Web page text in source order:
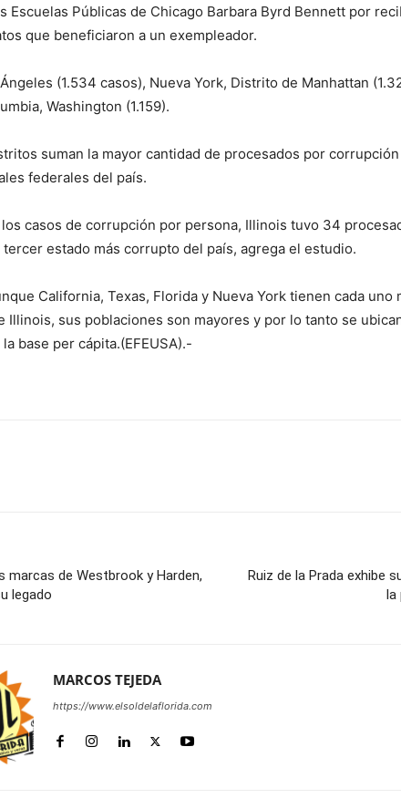
Escuelas Públicas de Chicago Barbara Byrd Bennett por
que beneficiaron a un exempleador.
(1.534 casos), Nueva York, Distrito de Manhattan
Washington (1.159).
suman la mayor cantidad de procesados por
federales del país.
casos de corrupción por persona, Illinois tuvo 34
estado más corrupto del país, agrega el estudio.
California, Texas, Florida y Nueva York tienen cada uno
Illinois, sus poblaciones son mayores y por lo tanto se
base per cápita.(EFEUSA).-
marcas de Westbrook y Harden,
legado
Ruiz de la Prada exhibe
la
MARCOS TEJEDA
https://www.elsoldelaflorida.com